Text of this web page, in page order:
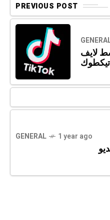
PREVIOUS POST
لايف
تيكطوك
GENERAL 1 year ago